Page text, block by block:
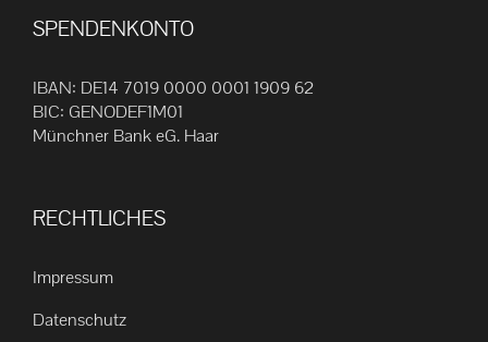
Produktseite
gewählt
SPENDENKONTO
IBAN: DE14 7019 0000 0001 1909 62
BIC: GENODEF1M01
Münchner Bank eG. Haar
RECHTLICHES
Impressum
Datenschutz